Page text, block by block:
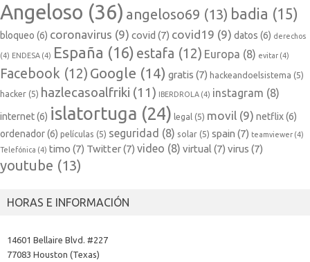
Angeloso (36) angeloso69 (13) badia (15)
bloqueo (6) coronavirus (9) covid (7) covid19 (9) datos (6) derechos
(4) ENDESA (4) España (16) estafa (12) Europa (8) evitar (4)
Facebook (12) Google (14) gratis (7) hackeandoelsistema (5)
hacker (5) hazlecasoalfriki (11) IBERDROLA (4) instagram (8)
internet(6) islatortuga (24) legal (5) movil (9) netflix(6)
ordenador(6) películas (5) seguridad (8) solar (5) spain (7) teamviewer (4)
Telefónica (4) timo (7) Twitter(7) video (8) virtual (7) virus (7)
youtube (13)
HORAS E INFORMACIÓN
14601 Bellaire Blvd. #227
77083 Houston (Texas)